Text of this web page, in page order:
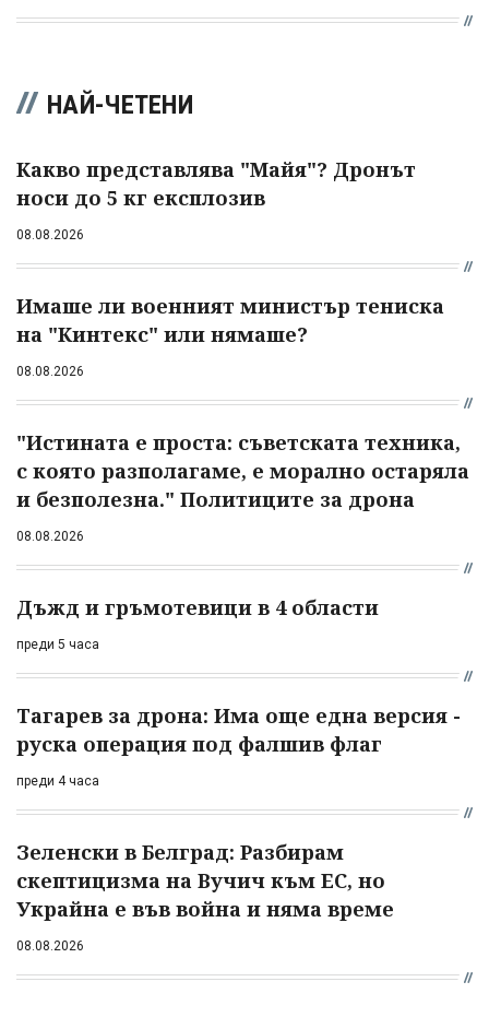
НАЙ-ЧЕТЕНИ
Какво представлява "Майя"? Дронът
носи до 5 кг експлозив
08.08.2026
Имаше ли военният министър тениска
на "Кинтекс" или нямаше?
08.08.2026
"Истината е проста: съветската техника,
с която разполагаме, е морално остаряла
и безполезна." Политиците за дрона
08.08.2026
Дъжд и гръмотевици в 4 области
преди 5 часа
Тагарев за дрона: Има още една версия -
руска операция под фалшив флаг
преди 4 часа
Зеленски в Белград: Разбирам
скептицизма на Вучич към ЕС, но
Украйна е във война и няма време
08.08.2026